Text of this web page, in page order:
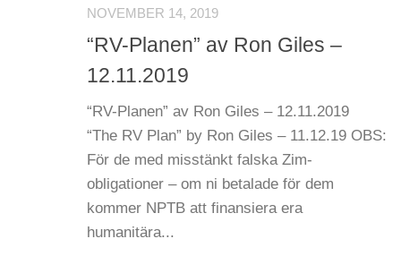
NOVEMBER 14, 2019
“RV-Planen” av Ron Giles –
12.11.2019
“RV-Planen” av Ron Giles – 12.11.2019
“The RV Plan” by Ron Giles – 11.12.19 OBS:
För de med misstänkt falska Zim-
obligationer – om ni betalade för dem
kommer NPTB att finansiera era
humanitära...